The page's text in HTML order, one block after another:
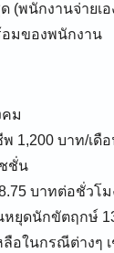
(พนักงานจ่ายเ
มของพนักงาน
ม
1,200 บาท/เดื
ชั่น
บาทต่อชั่วโม
หยุดนักขัตฤกษ์
ลือในกรณีต่างๆ